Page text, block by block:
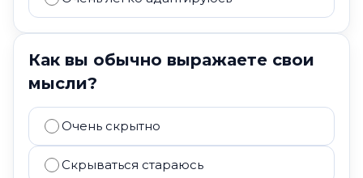
Как вы обычно выражаете свои
мысли?
Очень скрытно
Скрываться стараюсь